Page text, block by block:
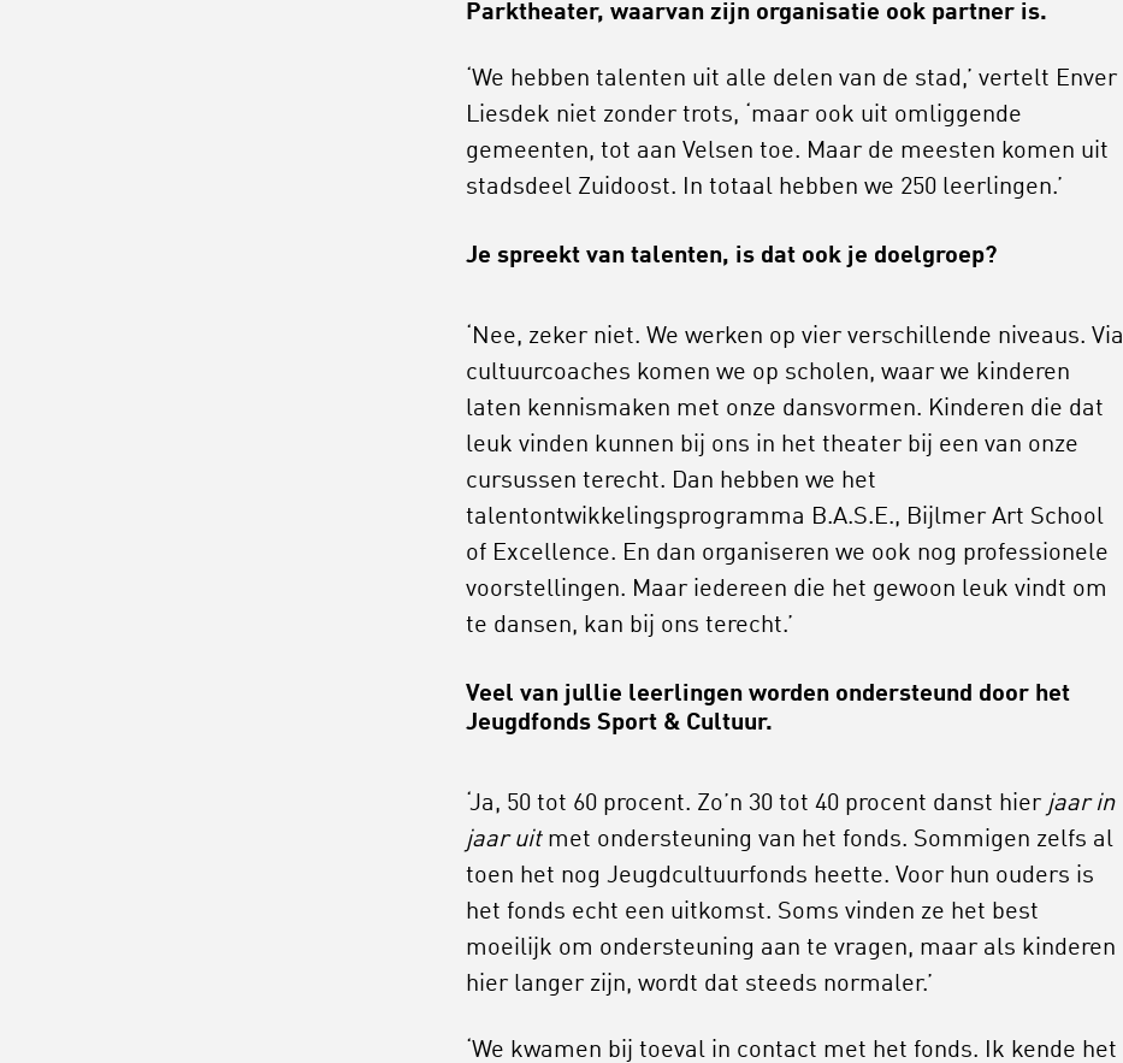
Parktheater, waarvan zijn organisatie ook partner is.
‘We hebben talenten uit alle delen van de stad,’ vertelt Enver
Liesdek niet zonder trots, ‘maar ook uit omliggende
gemeenten, tot aan Velsen toe. Maar de meesten komen uit
stadsdeel Zuidoost. In totaal hebben we 250 leerlingen.’
Je spreekt van talenten, is dat ook je doelgroep?
‘Nee, zeker niet. We werken op vier verschillende niveaus. Via
cultuurcoaches komen we op scholen, waar we kinderen
laten kennismaken met onze dansvormen. Kinderen die dat
leuk vinden kunnen bij ons in het theater bij een van onze
cursussen terecht. Dan hebben we het
talentontwikkelingsprogramma B.A.S.E., Bijlmer Art School
of Excellence. En dan organiseren we ook nog professionele
voorstellingen. Maar iedereen die het gewoon leuk vindt om
te dansen, kan bij ons terecht.’
Veel van jullie leerlingen worden ondersteund door het
Jeugdfonds Sport & Cultuur.
‘Ja, 50 tot 60 procent. Zo’n 30 tot 40 procent danst hier jaar in
jaar uitmet ondersteuning van het fonds. Sommigen zelfs al
toen het nog Jeugdcultuurfonds heette. Voor hun ouders is
het fonds echt een uitkomst. Soms vinden ze het best
moeilijk om ondersteuning aan te vragen, maar als kinderen
hier langer zijn, wordt dat steeds normaler.’
‘We kwamen bij toeval in contact met het fonds. Ik kende het